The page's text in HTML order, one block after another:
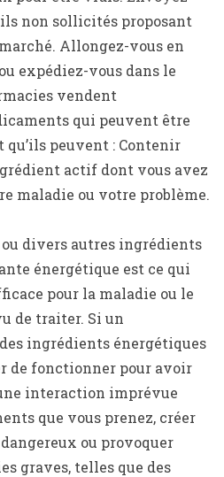
non sollicités proposant
Allongez-vous en
expédiez-vous dans le
vendent
qui peuvent être
peuvent : Contenir
actif dont vous avez
maladie ou votre problème.
divers autres ingrédients
énergétique est ce qui
pour la maladie ou le
de traiter. Si un
ingrédients énergétiques
de fonctionner pour avoir
interaction imprévue
que vous prenez, créer
ou provoquer
graves, telles que des